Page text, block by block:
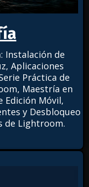
Instalación de
Aplicaciones
Práctica de
Maestría en
Edición Móvil,
y Desbloqueo
de Lightroom.